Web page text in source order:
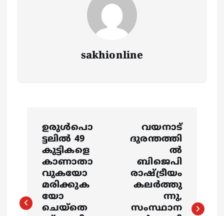
sakhionline
t
ഉരുൾപൊ
ട്ടലിൽ 49
കുട്ടികളെ
കാണാതാ
വുകയോ
മരിക്കുക
യോ
ചെയ്തെ
വയനാട്
ദുരന്തത്തി
ൽ
ബിജെപി
രാഷ്ട്രീയം
കലർത്തു
ന്നു,
സംസ്ഥാന